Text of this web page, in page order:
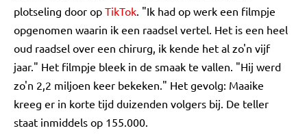
plotseling door op TikTok. "Ik had op werk een filmpje
opgenomen waarin ik een raadsel vertel. Het is een heel
oud raadsel over een chirurg, ik kende het al zo'n vijf
jaar." Het filmpje bleek in de smaak te vallen. "Hij werd
zo'n 2,2 miljoen keer bekeken." Het gevolg: Maaike
kreeg er in korte tijd duizenden volgers bij. De teller
staat inmiddels op 155.000.